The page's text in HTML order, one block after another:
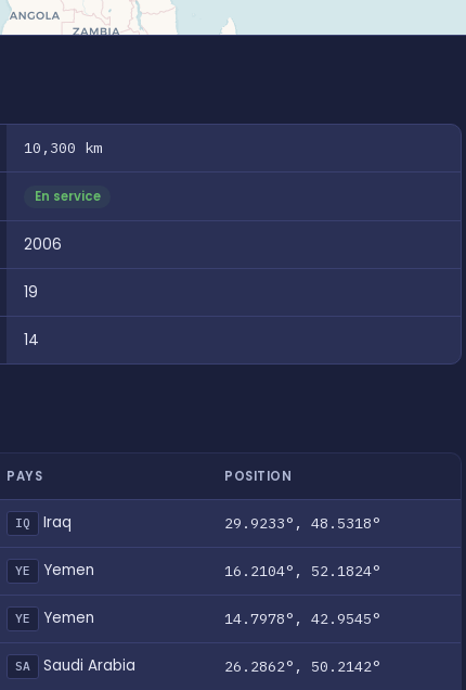
10,300 km
En service
2006
19
14
PAYS POSITION
IQ Iraq 29.9233°, 48.5318°
YE Yemen 16.2104°, 52.1824°
YE Yemen 14.7978°, 42.9545°
SA Saudi Arabia 26.2862°, 50.2142°